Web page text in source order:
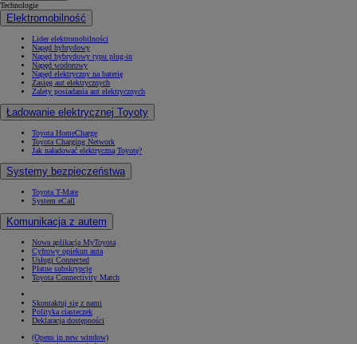
Technologie
Elektromobilność
Lider elektromobilności
Napęd hybrydowy
Napęd hybrydowy typu plug-in
Napęd wodorowy
Napęd elektryczny na baterię
Zasięg aut elektrycznych
Zalety posiadania aut elektrycznych
Ładowanie elektrycznej Toyoty
Toyota HomeCharge
Toyota Charging Network
Jak naładować elektryczną Toyotę?
Systemy bezpieczeństwa
Toyota T-Mate
System eCall
Komunikacja z autem
Nowa aplikacja MyToyota
Cyfrowy opiekun auta
Usługi Connected
Płatne subskrypcje
Toyota Connectivity Match
Skontaktuj się z nami
Polityka ciasteczek
Deklaracja dostępności
(Opens in new window)